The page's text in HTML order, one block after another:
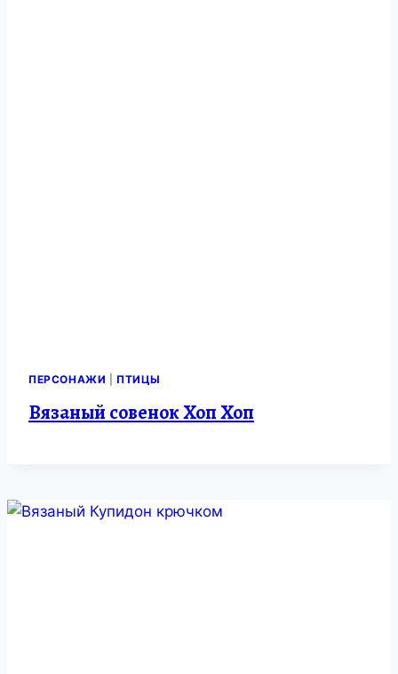
ПЕРСОНАЖИ ПТИЦЫ
Вязаный совенок Хоп Хоп